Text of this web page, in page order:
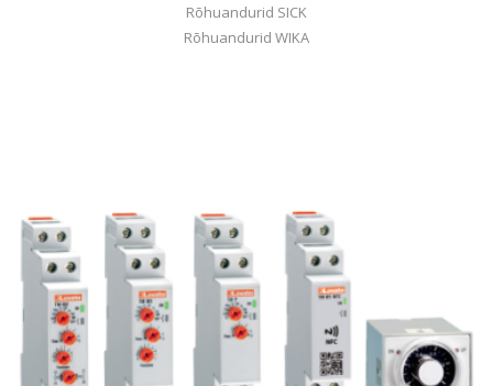
Rõhuandurid SICK
Rõhuandurid WIKA